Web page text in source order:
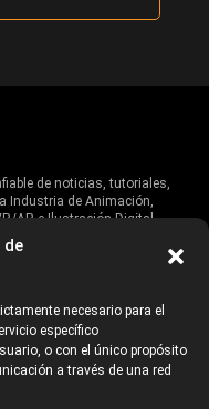
de
necesario para el
específico
o con el único propósito
a través de una red
de noticias, tutoriales,
Industria de Animación,
AR e Ilustración Digital.
pero damos un énfasis
y organizaciones que